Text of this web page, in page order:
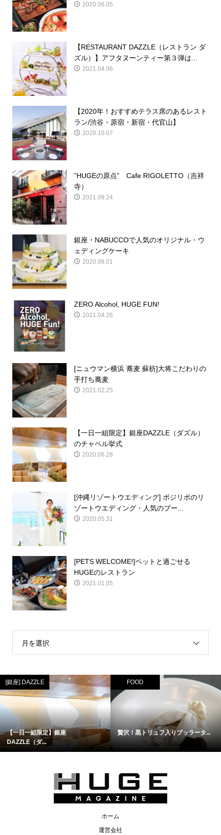
2020.06.05
【RESTAURANT DAZZLE（レストラン ダ
ズル）】アフタヌーンティー第３弾は...
2021.04.06
【2020年！おすすめテラス席のあるレスト
ラン/渋谷・原宿・新宿・代官山】
2020.10.07
”HUGEの原点” Cafe RIGOLETTO（吉祥
寺）
2021.09.24
銀座・NABUCCOで人気のオリジナル・ウ
ェディングケーキ
2020.08.01
ZERO Alcohol, HUGE FUN!
2021.04.26
[ニュウマン横浜 蕎麦 蘇枋]大将こだわりの
手打ち蕎麦
2021.02.25
【一日一組限定】銀座DAZZLE（ダズル）
のチャペル挙式
2020.06.28
[沖縄リゾートウエディング] ポジリポのリ
ゾートウエディング・人気のブー...
2020.05.31
[PETS WELCOME!]ペットと過ごせる
HUGEのレストラン
2021.01.05
月を選択
[銀座] DAZZLE
【一日一組限定】銀座
DAZZLE（ダ...
FOOD
贅沢！黒トリュフ入りブッラータ...
ホーム
運営会社